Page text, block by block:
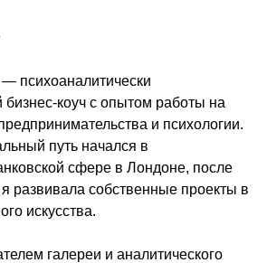
психоаналитически
коуч с опытом работы на
и психологии.
путь начался в
сфере в Лондоне, после
я развивала собственные проекты в
искусства.
галереи и аналитического